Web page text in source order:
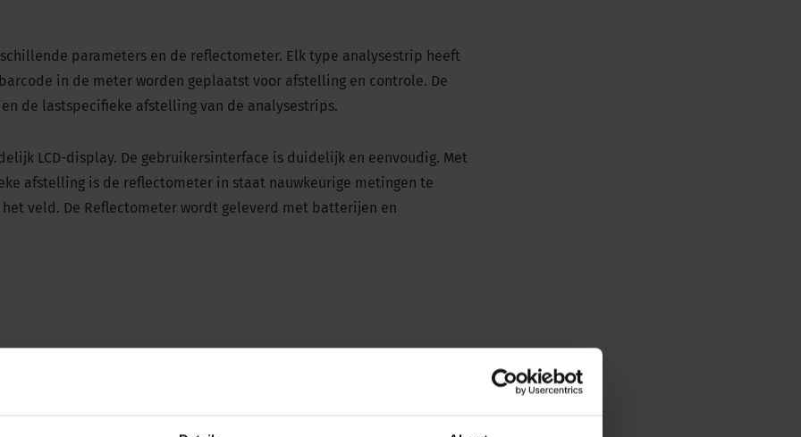
parameters en de reflectometer. Elk type analysestrip heeft
in de meter worden geplaatst voor afstelling en controle. De
de lastspecifieke afstelling van de analysestrips.
LCD-display. De gebruikersinterface is duidelijk en eenvoudig. Met
afstelling is de reflectometer in staat nauwkeurige metingen te
veld. De Reflectometer wordt geleverd met batterijen en
en vitaminen, evenals koelsmeermiddelen en nitraten